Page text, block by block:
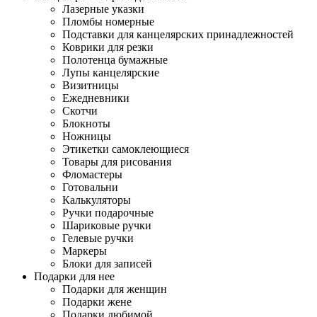
Лазерные указки
Пломбы номерные
Подставки для канцелярских принадлежностей
Коврики для резки
Полотенца бумажные
Лупы канцелярские
Визитницы
Ежедневники
Скотчи
Блокноты
Ножницы
Этикетки самоклеющиеся
Товары для рисования
Фломастеры
Готовальни
Калькуляторы
Ручки подарочные
Шариковые ручки
Гелевые ручки
Маркеры
Блоки для записей
Подарки для нее
Подарки для женщин
Подарки жене
Подарки любимой